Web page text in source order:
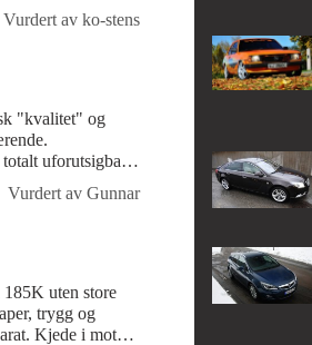
Vurdert av ko-stens
"kvalitet" og
uforutsigbar,
Vurdert av Gunnar
uten store
Kjede i motor